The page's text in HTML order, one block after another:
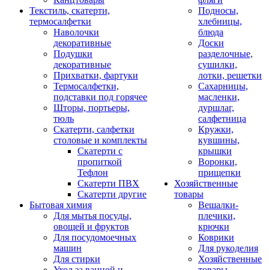
Текстиль, скатерти,
термосалфетки
Наволочки
декоративные
Подушки
декоративные
Прихватки, фартуки
Термосалфетки,
подставки под горячее
Шторы, портьеры,
тюль
Скатерти, салфетки
столовые и комплекты
Скатерти с
пропиткой
Тефлон
Скатерти ПВХ
Скатерти другие
Бытовая химия
Для мытья посуды,
овощей и фруктов
Для посудомоечных
машин
Для стирки
Подносы,
хлебницы,
блюда
Доски
разделочные,
сушилки,
лотки, решетки
Сахарницы,
масленки,
дуршлаг,
салфетница
Кружки,
кувшины,
крышки
Воронки,
прищепки
Хозяйственные
товары
Вешалки-
плечики,
крючки
Коврики
Для рукоделия
Хозяйственные